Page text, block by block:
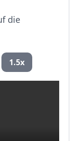
die
1.5x